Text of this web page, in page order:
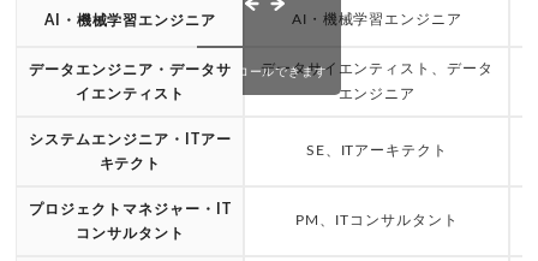
AI・機械学習エンジニア AI・機械学習エンジニア
データエンジニア・データサ
イエンティスト
データサイエンティスト、データ
エンジニア
システムエンジニア・ITアー
キテクト
SE、ITアーキテクト
プロジェクトマネジャー・IT
コンサルタント
PM、ITコンサルタント
スクロールできます